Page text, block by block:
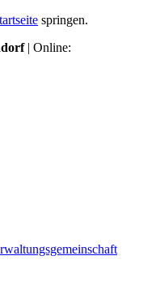
springen.
| Online: